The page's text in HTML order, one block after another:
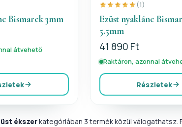
Bismarck 3mm
átvehető
(1)
Ezüst nyaklánc
5.5mm
41 890 Ft
Raktáron, azonnal
Részletek
ékszerkategóriában 3 termék közül válogathatsz.